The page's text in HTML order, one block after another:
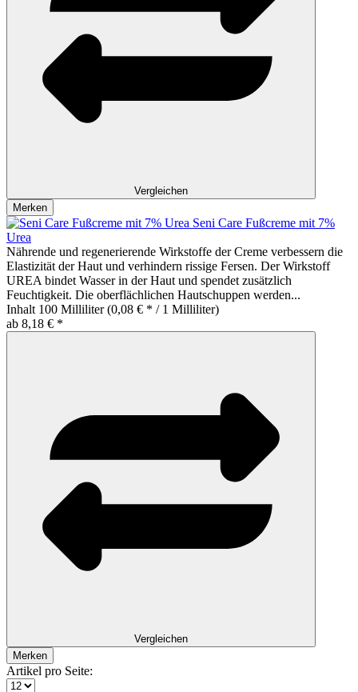
Vergleichen
Merken
Seni Care Fußcreme mit 7%
Urea
Nährende und regenerierende Wirkstoffe der Creme verbessern die
Elastizität der Haut und verhindern rissige Fersen. Der Wirkstoff
UREA bindet Wasser in der Haut und spendet zusätzlich
Feuchtigkeit. Die oberflächlichen Hautschuppen werden...
Inhalt 100 Milliliter(0,08 € * / 1 Milliliter)
ab 8,18 € *
Vergleichen
Merken
Artikel pro Seite: